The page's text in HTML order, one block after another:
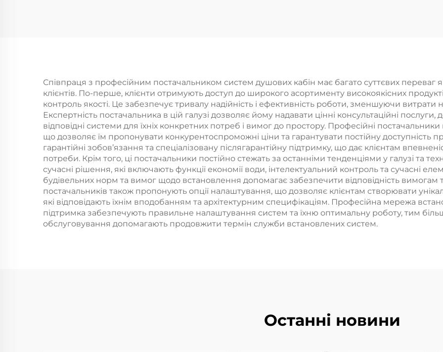
чистого та
освіжаючого душу,
можливість ручного
та стаціонарного
використання
розсипь
легкого
Співпраця з професійним постачальником систем душових кабін має багато суттєвих переваг
клієнтів. По-перше, клієнти отримують доступ до широкого асортименту високоякісних
контроль якості. Це забезпечує тривалу надійність і ефективність роботи, зменшуючи витрати
Експертність постачальника в цій галузі дозволяє йому надавати цінні консультаційні
відповідні системи для їхніх конкретних потреб і вимог до простору. Професійні
що дозволяє їм пропонувати конкурентоспроможні ціни та гарантувати постійну доступність
гарантійні зобов’язання та спеціалізовану післягарантійну підтримку, що дає клієнтам
потреби. Крім того, ці постачальники постійно стежать за останніми тенденціями у галузі та
сучасні рішення, які включають функції економії води, інтелектуальний контроль та сучасні
будівельних норм та вимог щодо встановлення допомагає забезпечити відповідність вимогам
постачальників також пропонують опції налаштування, що дозволяє клієнтам створювати
які відповідають їхнім вподобанням та архітектурним специфікаціям. Професійна мережа
підтримка забезпечують правильне налаштування систем та їхню оптимальну роботу, тим
обслуговування допомагають продовжити термін служби встановлених систем.
Останні новини